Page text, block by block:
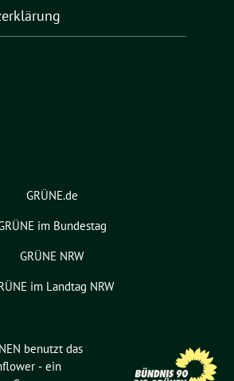
GRÜNE.de
im Bundestag
GRÜNE NRW
im Landtag NRW
benutzt das
‐ ein